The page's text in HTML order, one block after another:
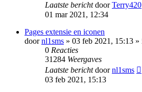
Laatste berichtdoorTerry420
01 mar 2021, 12:34
Pages extensie en iconen
doornl1sms » 03 feb 2021, 15:13 »
0 Reacties
31284 Weergaves
Laatste berichtdoornl1sms
03 feb 2021, 15:13